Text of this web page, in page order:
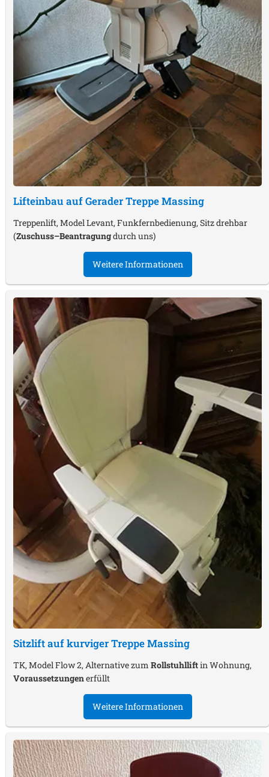
Lifteinbau auf Gerader TreppeMassing
Treppenlift, Model Levant, Funkfernbedienung, Sitz drehbar
(Zuschuss–Beantragungdurch uns)
Weitere Informationen
Sitzlift auf kurviger TreppeMassing
TK, Model Flow 2, Alternative zum Rollstuhlliftin Wohnung,
Voraussetzungenerfüllt
Weitere Informationen